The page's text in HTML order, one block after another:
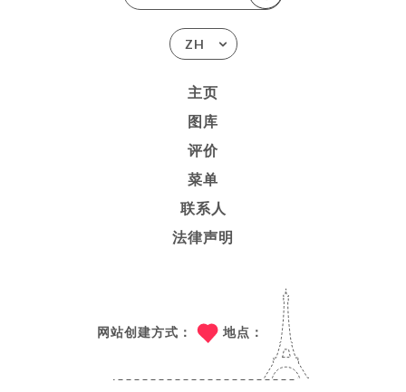
ZH
主页
图库
评价
菜单
联系人
法律声明
网站创建方式： 地点：